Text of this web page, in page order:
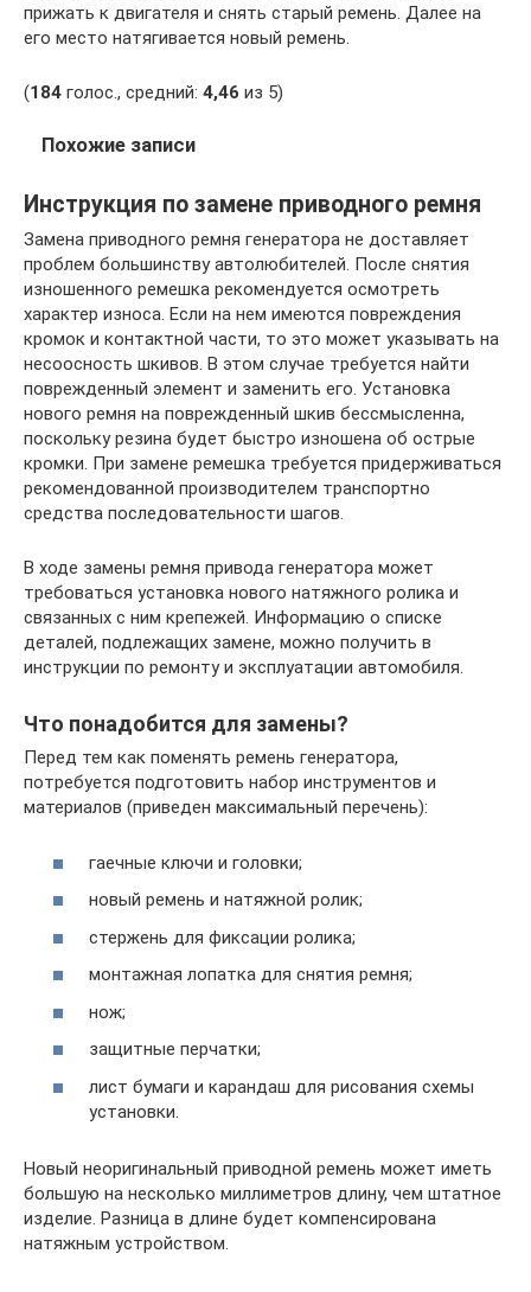
прижать к двигателя и снять старый ремень. Далее на
его место натягивается новый ремень.
(184 голос., средний: 4,46 из 5)
Похожие записи
Инструкция по замене приводного ремня
Замена приводного ремня генератора не доставляет
проблем большинству автолюбителей. После снятия
изношенного ремешка рекомендуется осмотреть
характер износа. Если на нем имеются повреждения
кромок и контактной части, то это может указывать на
несоосность шкивов. В этом случае требуется найти
поврежденный элемент и заменить его. Установка
нового ремня на поврежденный шкив бессмысленна,
поскольку резина будет быстро изношена об острые
кромки. При замене ремешка требуется придерживаться
рекомендованной производителем транспортно
средства последовательности шагов.
В ходе замены ремня привода генератора может
требоваться установка нового натяжного ролика и
связанных с ним крепежей. Информацию о списке
деталей, подлежащих замене, можно получить в
инструкции по ремонту и эксплуатации автомобиля.
Что понадобится для замены?
Перед тем как поменять ремень генератора,
потребуется подготовить набор инструментов и
материалов (приведен максимальный перечень):
гаечные ключи и головки;
новый ремень и натяжной ролик;
стержень для фиксации ролика;
монтажная лопатка для снятия ремня;
нож;
защитные перчатки;
лист бумаги и карандаш для рисования схемы
установки.
Новый неоригинальный приводной ремень может иметь
большую на несколько миллиметров длину, чем штатное
изделие. Разница в длине будет компенсирована
натяжным устройством.